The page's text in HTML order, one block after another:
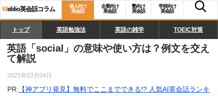
Weblio英会話コラム
個人向け
英会話
企業向け
英会話
塾向け
英会話
学校向け
英会話
トップ 英語勉強法 英語の雑学 TOEIC対策
英語「social」の意味や使い方は？例文を交え
て解説
2025年03月04日
PR: 【神アプリ発見】無料でここまでできる!? 人気AI英会話ランキ